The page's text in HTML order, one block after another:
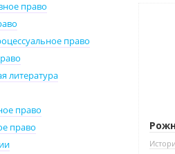
право
право
литература
право
право
Нет